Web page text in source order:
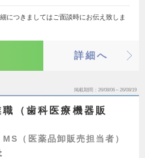
につきましてはご面談時にお伝え致しま
詳細へ
掲載期間 26/08/06～26/08/19
職（歯科医療機器販
（医薬品卸販売担当者）